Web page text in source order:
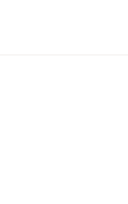
区で生前贈与に強い弁護士